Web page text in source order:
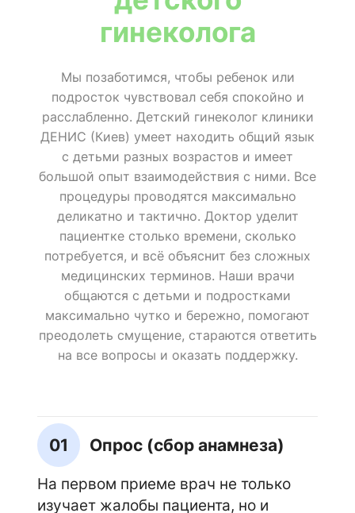
гинеколога
Мы позаботимся, чтобы ребенок или
подросток чувствовал себя спокойно и
расслабленно. Детский гинеколог клиники
ДЕНИС (Киев) умеет находить общий язык
с детьми разных возрастов и имеет
большой опыт взаимодействия с ними. Все
процедуры проводятся максимально
деликатно и тактично. Доктор уделит
пациентке столько времени, сколько
потребуется, и всё объяснит без сложных
медицинских терминов. Наши врачи
общаются с детьми и подростками
максимально чутко и бережно, помогают
преодолеть смущение, стараются ответить
на все вопросы и оказать поддержку.
01 Опрос (сбор анамнеза)
На первом приеме врач не только
изучает жалобы пациента, но и